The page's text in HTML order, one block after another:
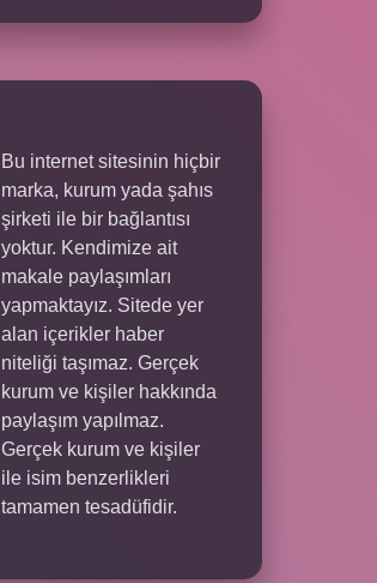
Bu internet sitesinin hiçbir
marka, kurum yada şahıs
şirketi ile bir bağlantısı
yoktur. Kendimize ait
makale paylaşımları
yapmaktayız. Sitede yer
alan içerikler haber
niteliği taşımaz. Gerçek
kurum ve kişiler hakkında
paylaşım yapılmaz.
Gerçek kurum ve kişiler
ile isim benzerlikleri
tamamen tesadüfidir.